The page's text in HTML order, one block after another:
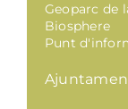
Geoparc de
Biosphere
Punt